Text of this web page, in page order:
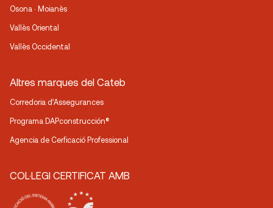
Osona · Moianès
Vallès Oriental
Vallès Occidental
Altres marques del Cateb
Corredoria d’Assegurances
Programa DAPconstrucción®
Agencia de Cerficació Professional
COL·LEGI CERTIFICAT AMB